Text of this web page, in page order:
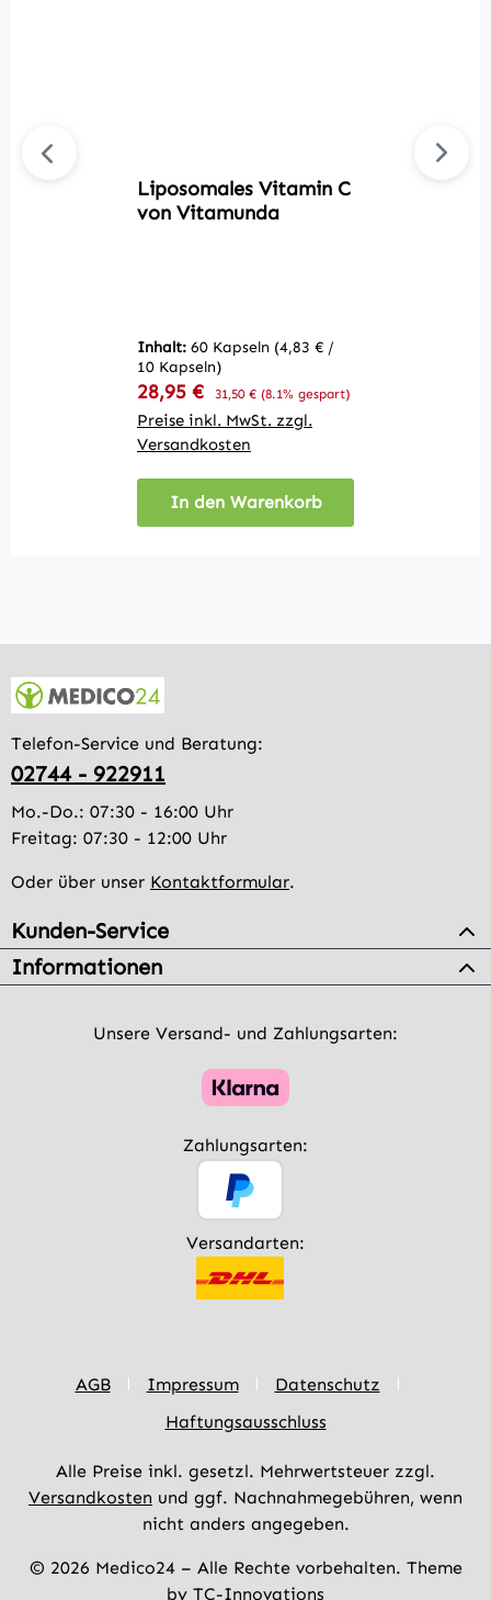
Liposomales Vitamin C
von Vitamunda
Inhalt: 60 Kapseln (4,83 € /
10 Kapseln)
Verkaufspreis:
28,95 € Regulärer Preis:
31,50 € (8.1% gespart)
Preise inkl. MwSt. zzgl.
Versandkosten
In den Warenkorb
Telefon-Service und Beratung:
02744 - 922911
Mo.-Do.: 07:30 - 16:00 Uhr
Freitag: 07:30 - 12:00 Uhr
Oder über unser Kontaktformular.
Kunden-Service
Informationen
Unsere Versand- und Zahlungsarten:
Zahlungsarten:
Versandarten:
AGB Impressum
Datenschutz
Haftungsausschluss
Alle Preise inkl. gesetzl. Mehrwertsteuer zzgl.
Versandkosten und ggf. Nachnahmegebühren, wenn
nicht anders angegeben.
© 2026 Medico24 – Alle Rechte vorbehalten. Theme
by TC-Innovations